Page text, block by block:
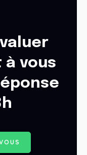
à vous
O US